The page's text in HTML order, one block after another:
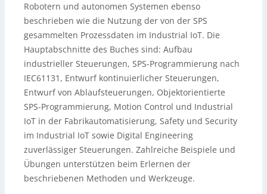
Robotern und autonomen Systemen ebenso
beschrieben wie die Nutzung der von der SPS
gesammelten Prozessdaten im Industrial IoT. Die
Hauptabschnitte des Buches sind: Aufbau
industrieller Steuerungen, SPS-Programmierung nach
IEC61131, Entwurf kontinuierlicher Steuerungen,
Entwurf von Ablaufsteuerungen, Objektorientierte
SPS-Programmierung, Motion Control und Industrial
IoT in der Fabrikautomatisierung, Safety und Security
im Industrial IoT sowie Digital Engineering
zuverlässiger Steuerungen. Zahlreiche Beispiele und
Übungen unterstützen beim Erlernen der
beschriebenen Methoden und Werkzeuge.